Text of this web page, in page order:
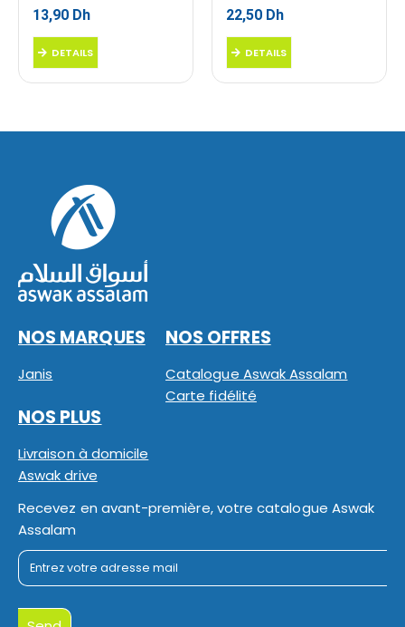
13,90 Dh
DETAILS
22,50 Dh
DETAILS
NOS MARQUES
Janis
NOS OFFRES
Catalogue Aswak Assalam
Carte fidélité
NOS PLUS
Livraison à domicile
Aswak drive
Recevez en avant-première, votre catalogue Aswak
Assalam